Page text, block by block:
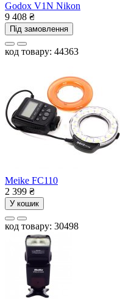
Godox V1N Nikon
9 408 ₴
Під замовлення
код товару: 44363
Meike FC110
2 399 ₴
У кошик
код товару: 30498